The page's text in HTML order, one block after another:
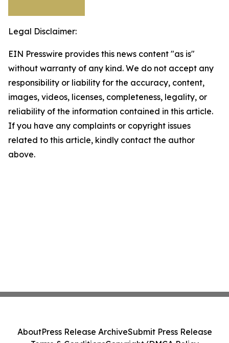
Legal Disclaimer:
EIN Presswire provides this news content "as is"
without warranty of any kind. We do not accept any
responsibility or liability for the accuracy, content,
images, videos, licenses, completeness, legality, or
reliability of the information contained in this article.
If you have any complaints or copyright issues
related to this article, kindly contact the author
above.
AboutPress Release ArchiveSubmit Press Release